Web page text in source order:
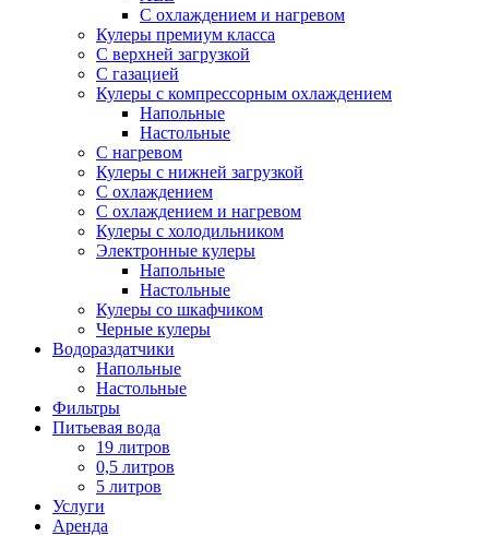
С охлаждением и нагревом
Кулеры премиум класса
С верхней загрузкой
С газацией
Кулеры с компрессорным охлаждением
Напольные
Настольные
С нагревом
Кулеры с нижней загрузкой
С охлаждением
С охлаждением и нагревом
Кулеры с холодильником
Электронные кулеры
Напольные
Настольные
Кулеры со шкафчиком
Черные кулеры
Водораздатчики
Напольные
Настольные
Фильтры
Питьевая вода
19 литров
0,5 литров
5 литров
Услуги
Аренда